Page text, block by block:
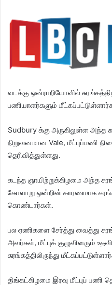
வடக்கு ஒன்ராறியோவில்
பணியாளர்களும்
Sudbury க்கு அருகிலுள்ள அந்த
நிறுவனமான Vale, மீட்புப்பணி
தெரிவித்துள்ளது.
கடந்த ஞாயிற்றுக்கிழமை அந்த
கோளாறு ஒன்றின் காரணமாக
கொண்டார்கள்.
பல ஏணிகளை சேர்த்து வைத்து
அவர்கள், மீட்புக் குழுவினரும்
சுரங்கத்திலிருந்து
திங்கட்கிழமை இரவு மீட்புப் பணி